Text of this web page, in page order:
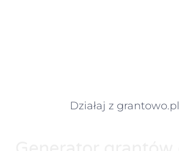
Działaj z grantowo.pl